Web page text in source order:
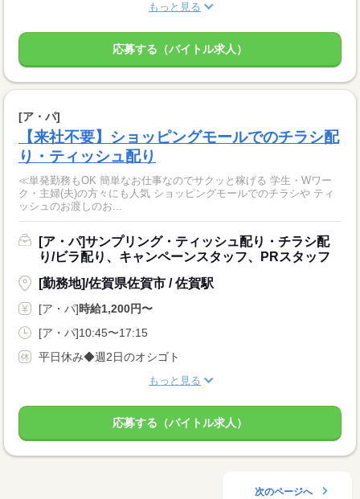
もっと見る
応募する（バイトル求人）
[ア・パ]
【来社不要】ショッピングモールでのチラシ配
り・ティッシュ配り
≪単発勤務もOK 簡単なお仕事なのでサクッと稼げる 学生・Wワー
ク・主婦(夫)の方々にも人気 ショッピングモールでのチラシや ティ
ッシュのお渡しのお...
[ア・パ]サンプリング・ティッシュ配り・チラシ配
り/ビラ配り、キャンペーンスタッフ、PRスタッフ
[勤務地]/佐賀県佐賀市 / 佐賀駅
[ア・パ]時給1,200円〜
[ア・パ]10:45〜17:15
平日休み◆週2日のオシゴト
もっと見る
応募する（バイトル求人）
次のページへ